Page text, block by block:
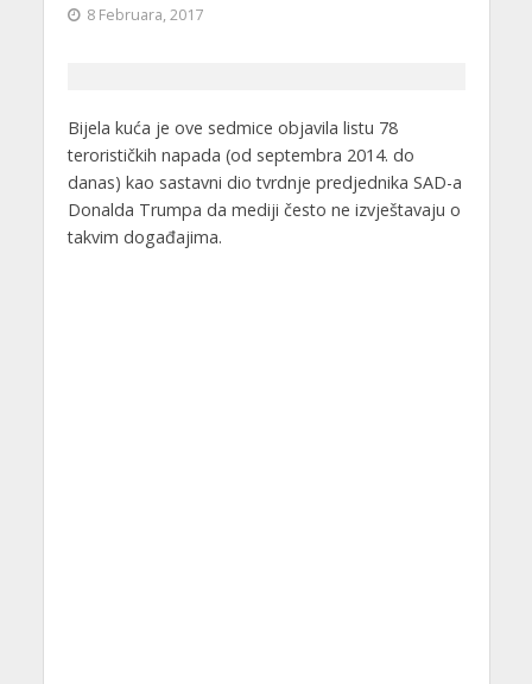
8 Februara, 2017
Bijela kuća je ove sedmice objavila listu 78
terorističkih napada (od septembra 2014. do
danas) kao sastavni dio tvrdnje predjednika SAD-a
Donalda Trumpa da mediji često ne izvještavaju o
takvim događajima.